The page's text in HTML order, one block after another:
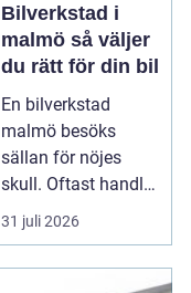
Bilverkstad i
malmö så väljer
du rätt för din bil
En bilverkstad
malmö besöks
sällan för nöjes
skull. Oftast handlar
det om att lösa ett
problem snabb...
31 juli 2026